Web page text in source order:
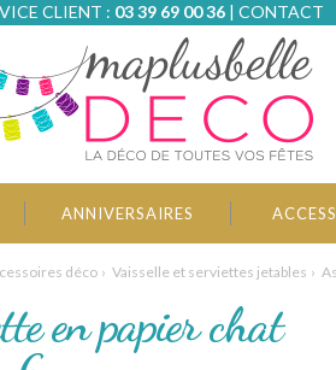
CLIENT : 03 39 69 00 36| CONTACT
ANNIVERSAIRES
déco Vaisselle et serviettes jetables
en papier chat